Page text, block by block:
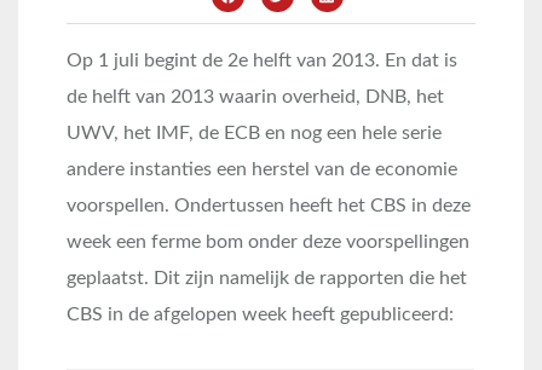
Op 1 juli begint de 2e helft van 2013. En dat is
de helft van 2013 waarin overheid, DNB, het
UWV, het IMF, de ECB en nog een hele serie
andere instanties een herstel van de economie
voorspellen. Ondertussen heeft het CBS in deze
week een ferme bom onder deze voorspellingen
geplaatst. Dit zijn namelijk de rapporten die het
CBS in de afgelopen week heeft gepubliceerd: